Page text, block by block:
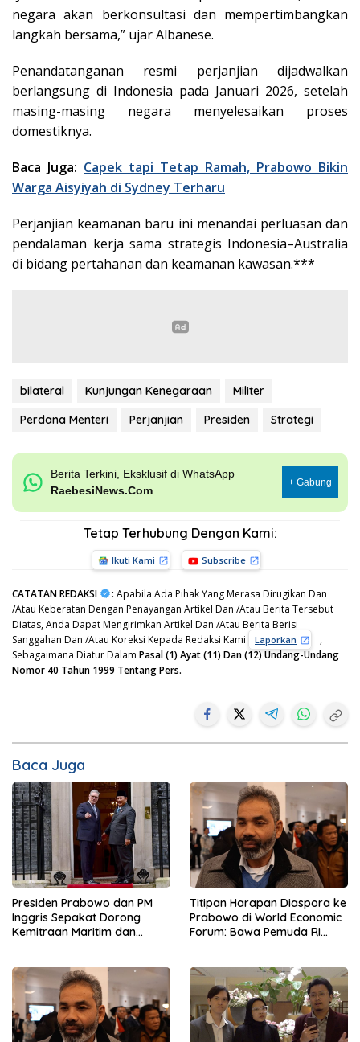
negara akan berkonsultasi dan mempertimbangkan
langkah bersama,” ujar Albanese.
Penandatanganan resmi perjanjian dijadwalkan
berlangsung di Indonesia pada Januari 2026, setelah
masing-masing negara menyelesaikan proses
domestiknya.
Baca Juga: Capek tapi Tetap Ramah, Prabowo Bikin
Warga Aisyiyah di Sydney Terharu
Perjanjian keamanan baru ini menandai perluasan dan
pendalaman kerja sama strategis Indonesia–Australia
di bidang pertahanan dan keamanan kawasan.***
bilateral Kunjungan Kenegaraan
Militer
Perdana Menteri
Perjanjian Presiden Strategi
Berita Terkini, Eksklusif di WhatsApp
RaebesiNews.Com
+ Gabung
Tetap Terhubung Dengan Kami:
Ikuti Kami Subscribe
CATATAN REDAKSI : Apabila Ada Pihak Yang Merasa Dirugikan Dan
/Atau Keberatan Dengan Penayangan Artikel Dan /Atau Berita Tersebut
Diatas, Anda Dapat Mengirimkan Artikel Dan /Atau Berita Berisi
Sanggahan Dan /Atau Koreksi Kepada Redaksi Kami
Laporkan
,
Sebagaimana Diatur Dalam Pasal (1) Ayat (11) Dan (12) Undang-Undang
Nomor 40 Tahun 1999 Tentang Pers.
Baca Juga
Presiden Prabowo dan PM
Inggris Sepakat Dorong
Kemitraan Maritim dan
Titipan Harapan Diaspora ke
Prabowo di World Economic
Forum: Bawa Pemuda RI